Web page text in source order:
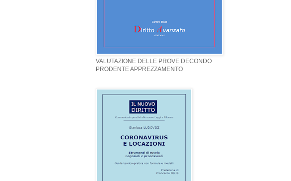
VALUTAZIONE DELLE PROVE DECONDO
PRODENTE APPREZZAMENTO